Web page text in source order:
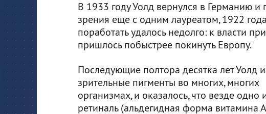
В 1933 году Уолд вернулся в Германию
зрения еще с одним лауреатом, 1922
поработать удалось недолго: к власти
пришлось побыстрее покинуть Европу.
Последующие полтора десятка лет Уолд
зрительные пигменты во многих, многих
организмах, и оказалось, что везде одно
ретиналь (альдегидная форма витамина